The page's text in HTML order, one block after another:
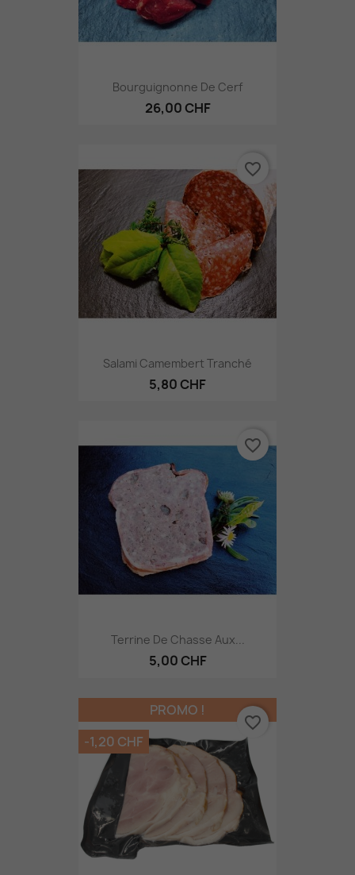
Bourguignonne De Cerf
26,00 CHF
Salami Camembert Tranché
5,80 CHF
favorite_border
Terrine De Chasse Aux...
5,00 CHF
favorite_border
PROMO !
-1,20 CHF
favorite_border